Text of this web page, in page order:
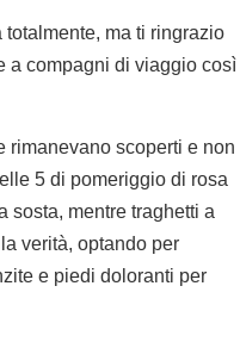
ma ti ringrazio
a compagni di viaggio così
rimanevano scoperti e non
5 di pomeriggio di rosa
sosta, mentre traghetti a
verità, optando per
e piedi doloranti per